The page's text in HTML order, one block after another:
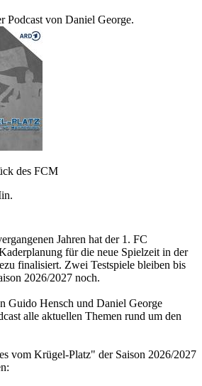
Podcast von Daniel George.
des FCM
Jahren hat der 1. FC
für die neue Spielzeit in der
finalisiert. Zwei Testspiele bleiben bis
2026/2027 noch.
Guido Hensch und Daniel George
alle aktuellen Themen rund um den
vom Krügel-Platz" der Saison 2026/2027